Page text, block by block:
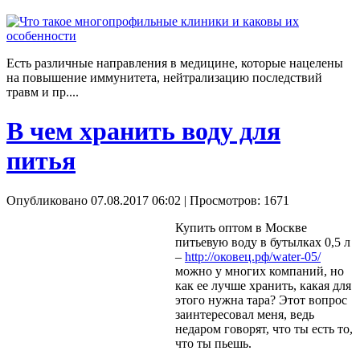
Есть различные направления в медицине, которые нацелены
на повышение иммунитета, нейтрализацию последствий
травм и пр....
В чем хранить воду для
питья
Опубликовано 07.08.2017 06:02 | Просмотров: 1671
Купить оптом в Москве
питьевую воду в бутылках 0,5 л
– http://оковец.рф/water-05/
можно у многих компаний, но
как ее лучше хранить, какая для
этого нужна тара? Этот вопрос
заинтересовал меня, ведь
недаром говорят, что ты есть то,
что ты пьешь.